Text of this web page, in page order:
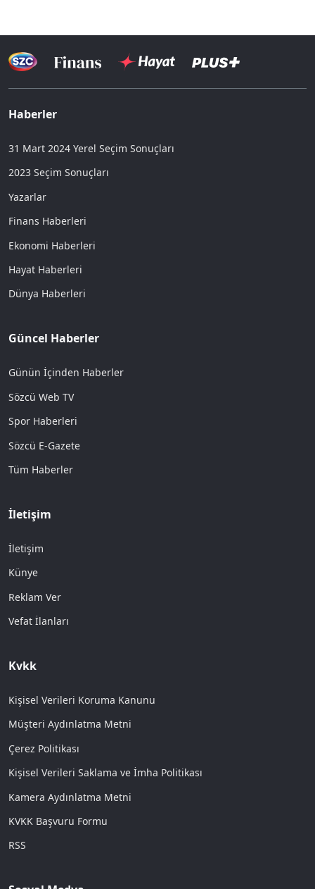
Haberler
31 Mart 2024 Yerel Seçim Sonuçları
2023 Seçim Sonuçları
Yazarlar
Finans Haberleri
Ekonomi Haberleri
Hayat Haberleri
Dünya Haberleri
Güncel Haberler
Günün İçinden Haberler
Sözcü Web TV
Spor Haberleri
Sözcü E-Gazete
Tüm Haberler
İletişim
İletişim
Künye
Reklam Ver
Vefat İlanları
Kvkk
Kişisel Verileri Koruma Kanunu
Müşteri Aydınlatma Metni
Çerez Politikası
Kişisel Verileri Saklama ve İmha Politikası
Kamera Aydınlatma Metni
KVKK Başvuru Formu
RSS